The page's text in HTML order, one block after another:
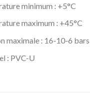
minimum : +5°C
maximum : +45°C
maximale : 16-10-6
: PVC-U